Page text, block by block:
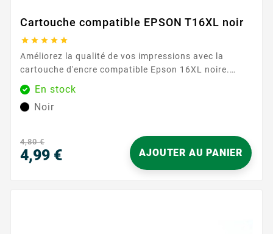
Cartouche compatible EPSON T16XL noir
    
Améliorez la qualité de vos impressions avec la
cartouche d'encre compatible Epson 16XL noire.
Conçue pour offrir des impressions nettes et
précises, cette cartouche est idéale pour les
documents professionnels et les travaux quotidiens.
cartouche assure des performances fiables et
durables, réduisant ainsi les interruptions fréquentes
pour...
En stock
Noir
4,80 €
4,99 € AJOUTER AU PANIER